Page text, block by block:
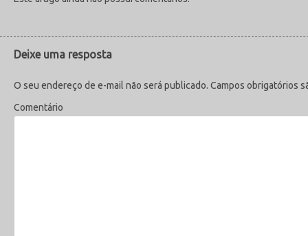
Deixe uma resposta
O seu endereço de e-mail não será publicado. Campos obrigatórios
Comentário